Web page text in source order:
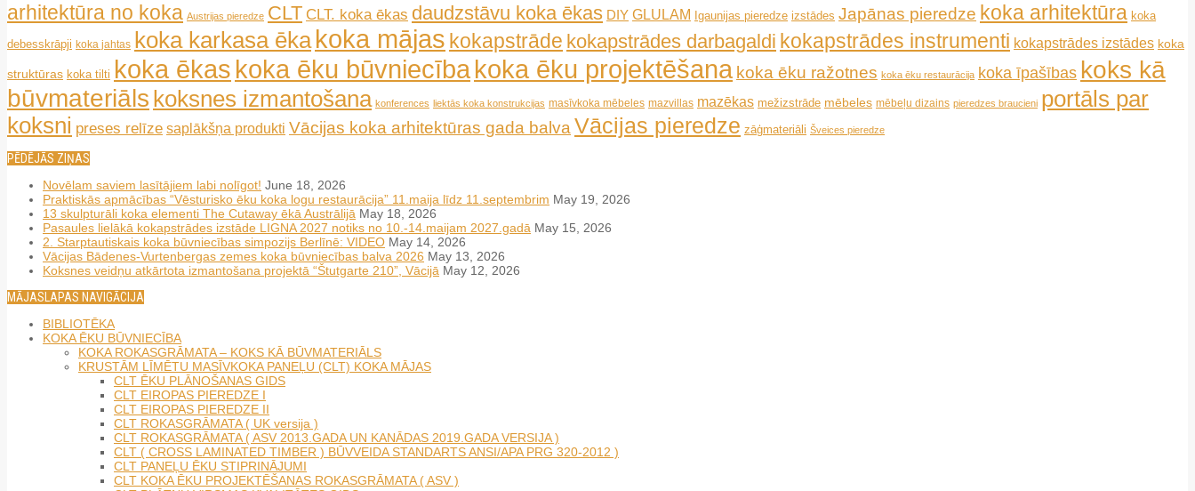
arhitektūra no koka Austrijas pieredze CLT CLT. koka ēkas daudzstāvu koka ēkas DIY GLULAM Igaunijas pieredze izstādes Japānas pieredze koka arhitektūra koka
debesskrāpji koka jahtas koka karkasa ēka koka mājas kokapstrāde kokapstrādes darbagaldi kokapstrādes instrumenti kokapstrādes izstādes koka
struktūras koka tilti koka ēkas koka ēku būvniecībakoka ēku projektēšana koka ēku ražotnes koka ēku restaurācija koka īpašības koks kā
būvmateriāls koksnes izmantošana konferences liektās koka konstrukcijas masīvkoka mēbeles mazvillas mazēkas mežizstrāde mēbeles mēbeļu dizains pieredzes braucieni portāls par
koksni preses relīze saplākšņa produkti Vācijas koka arhitektūras gada balvaVācijas pieredze zāģmateriāli Šveices pieredze
PĒDĒJĀS ZIŅAS
Novēlam saviem lasītājiem labi nolīgot! June 18, 2026
Praktiskās apmācības “Vēsturisko ēku koka logu restaurācija” 11.maija līdz 11.septembrim May 19, 2026
13 skulpturāli koka elementi The Cutaway ēkā Austrālijā May 18, 2026
Pasaules lielākā kokapstrādes izstāde LIGNA 2027 notiks no 10.-14.maijam 2027.gadā May 15, 2026
2. Starptautiskais koka būvniecības simpozijs Berlīnē: VIDEO May 14, 2026
Vācijas Bādenes-Vurtenbergas zemes koka būvniecības balva 2026 May 13, 2026
Koksnes veidņu atkārtota izmantošana projektā “Štutgarte 210”, Vācijā May 12, 2026
MĀJASLAPAS NAVIGĀCIJA
BIBLIOTĒKA
KOKA ĒKU BŪVNIECĪBA
KOKA ROKASGRĀMATA – KOKS KĀ BŪVMATERIĀLS
KRUSTĀM LĪMĒTU MASĪVKOKA PANEĻU (CLT) KOKA MĀJAS
CLT ĒKU PLĀNOŠANAS GIDS
CLT EIROPAS PIEREDZE I
CLT EIROPAS PIEREDZE II
CLT ROKASGRĀMATA ( UK versija )
CLT ROKASGRĀMATA ( ASV 2013.GADA UN KANĀDAS 2019.GADA VERSIJA )
CLT ( CROSS LAMINATED TIMBER ) BŪVVEIDA STANDARTS ANSI/APA PRG 320-2012 )
CLT PANEĻU ĒKU STIPRINĀJUMI
CLT KOKA ĒKU PROJEKTĒŠANAS ROKASGRĀMATA ( ASV )